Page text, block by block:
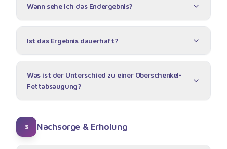
Wann sehe ich das Endergebnis?
Ist das Ergebnis dauerhaft?
Was ist der Unterschied zu einer Oberschenkel-
Fettabsaugung?
3 Nachsorge & Erholung